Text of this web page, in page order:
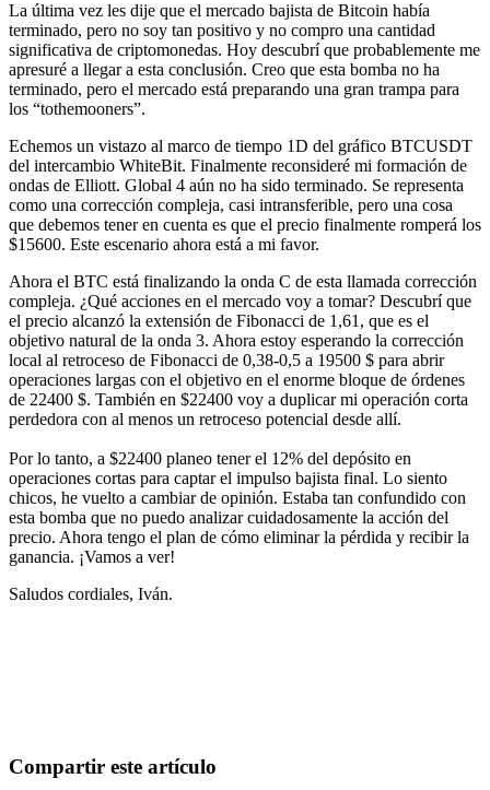
La última vez les dije que el mercado bajista de Bitcoin había
terminado, pero no soy tan positivo y no compro una cantidad
significativa de criptomonedas. Hoy descubrí que probablemente me
apresuré a llegar a esta conclusión. Creo que esta bomba no ha
terminado, pero el mercado está preparando una gran trampa para
los “tothemooners”.
Echemos un vistazo al marco de tiempo 1D del gráfico BTCUSDT
del intercambio WhiteBit. Finalmente reconsideré mi formación de
ondas de Elliott. Global 4 aún no ha sido terminado. Se representa
como una corrección compleja, casi intransferible, pero una cosa
que debemos tener en cuenta es que el precio finalmente romperá los
$15600. Este escenario ahora está a mi favor.
Ahora el BTC está finalizando la onda C de esta llamada corrección
compleja. ¿Qué acciones en el mercado voy a tomar? Descubrí que
el precio alcanzó la extensión de Fibonacci de 1,61, que es el
objetivo natural de la onda 3. Ahora estoy esperando la corrección
local al retroceso de Fibonacci de 0,38-0,5 a 19500 $ para abrir
operaciones largas con el objetivo en el enorme bloque de órdenes
de 22400 $. También en $22400 voy a duplicar mi operación corta
perdedora con al menos un retroceso potencial desde allí.
Por lo tanto, a $22400 planeo tener el 12% del depósito en
operaciones cortas para captar el impulso bajista final. Lo siento
chicos, he vuelto a cambiar de opinión. Estaba tan confundido con
esta bomba que no puedo analizar cuidadosamente la acción del
precio. Ahora tengo el plan de cómo eliminar la pérdida y recibir la
ganancia. ¡Vamos a ver!
Saludos cordiales, Iván.
Compartir este artículo